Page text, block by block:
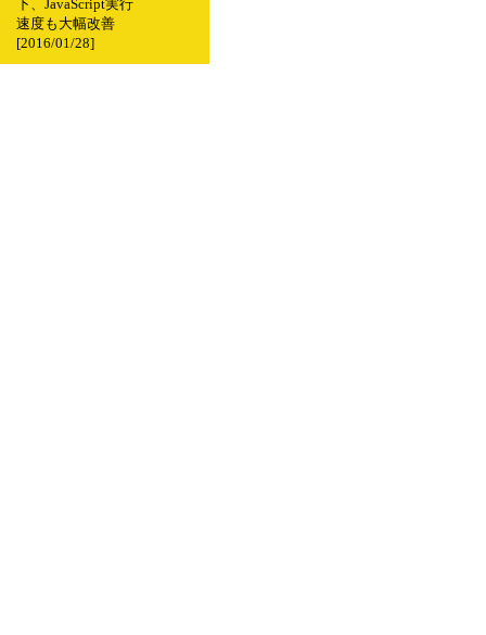
下、JavaScript実行
速度も大幅改善
[2016/01/28]